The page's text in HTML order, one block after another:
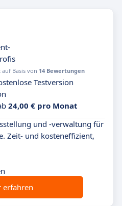
auf Basis von 14 Bewertungen
Testversion
24,00 € pro Monat
und -verwaltung für
Zeit- und kosteneffizient,
erfahren